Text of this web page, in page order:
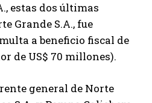
estas dos últimas
Grande S.A., fue
a beneficio fiscal de
de US$ 70 millones).
general de Norte